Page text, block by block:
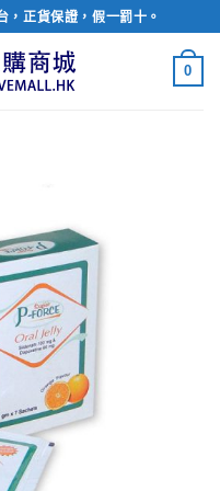
，正貨保證，假一罰十。
0